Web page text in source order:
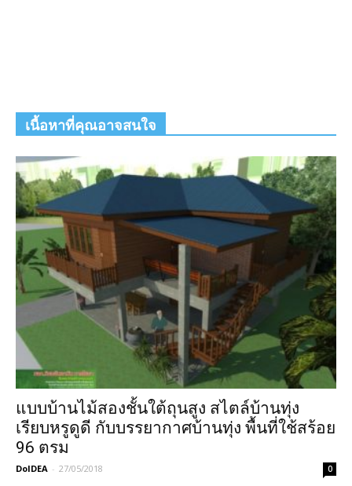
เนื้อหาที่คุณอาจสนใจ
แบบบ้านไม้สองชั้นใต้ถุนสูง สไตล์บ้านทุ่ง
เรียบหรูดูดี กับบรรยากาศบ้านทุ่ง พื้นที่ใช้สร้อย
96 ตรม
DoIDEA - 27/05/2018 0